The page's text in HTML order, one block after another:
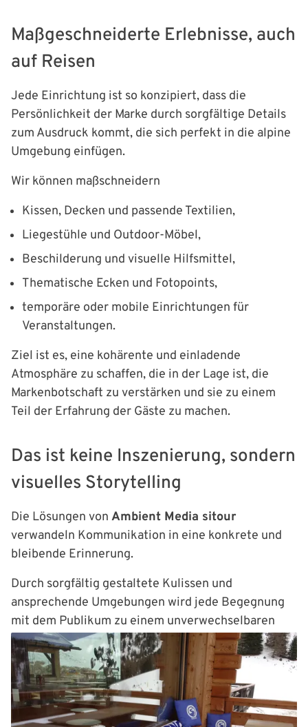
Maßgeschneiderte Erlebnisse, auch
auf Reisen
Jede Einrichtung ist so konzipiert, dass die
Persönlichkeit der Marke durch sorgfältige Details
zum Ausdruck kommt, die sich perfekt in die alpine
Umgebung einfügen.
Wir können maßschneidern
Kissen, Decken und passende Textilien,
Liegestühle und Outdoor-Möbel,
Beschilderung und visuelle Hilfsmittel,
Thematische Ecken und Fotopoints,
temporäre oder mobile Einrichtungen für
Veranstaltungen.
Ziel ist es, eine kohärente und einladende
Atmosphäre zu schaffen, die in der Lage ist, die
Markenbotschaft zu verstärken und sie zu einem
Teil der Erfahrung der Gäste zu machen.
Das ist keine Inszenierung, sondern
visuelles Storytelling
Die Lösungen von Ambient Media sitour
verwandeln Kommunikation in eine konkrete und
bleibende Erinnerung.
Durch sorgfältig gestaltete Kulissen und
ansprechende Umgebungen wird jede Begegnung
mit dem Publikum zu einem unverwechselbaren
Moment, der die emotionale Bindung an die Marke
stärkt und die einzigartige Bergwelt aufwertet.